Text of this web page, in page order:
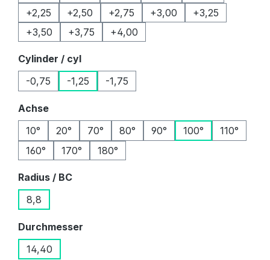
+2,25
+2,50 +2,75 +3,00
+3,25
+3,50
+3,75 +4,00
Cylinder / cylauswählen
-0,75
-1,25 -1,75
Achseauswählen
10°
20° 70° 80° 90° 100°
110°
160°
170° 180°
Radius / BCauswählen
8,8
Durchmesser
14,40